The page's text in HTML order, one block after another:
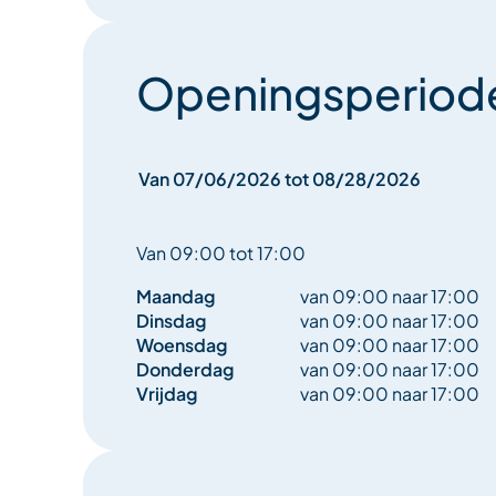
Terugkeer tussen 16.30 en 17.00 uur voor het
Ontdek het duiken in het zwembad van Méribel,
Picknick : breng een rugzak mee met
mackintosh,…
Middag: Junior Commando: (verschillende
Van 07/06/2026 tot 08/28/2026
Van 09:00 tot 17:00
Maandag
van 09:00 naar 17:00
Dinsdag
van 09:00 naar 17:00
Woensdag
van 09:00 naar 17:00
Donderdag
van 09:00 naar 17:00
Vrijdag
van 09:00 naar 17:00